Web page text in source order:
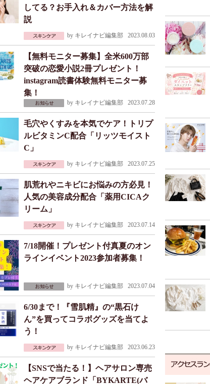
してる？お手入れ＆カバー方法を解
説
by キレイナビ編集部 2023.08.03
【無料モニター募集】全米600万部
突破の恋愛小説2冊プレゼント！
instagram読書体験無料モニター募
集！
by キレイナビ編集部 2023.07.28
毛穴やくすみを本気でケア！トリプ
ルビタミンC配合「リッツモイスト
C」
by キレイナビ編集部 2023.07.25
肌荒れやニキビにお悩みの方必見！
人気の美容成分配合「薬用CICAク
リーム」
by キレイナビ編集部 2023.07.14
7/18開催！プレゼント付真夏のオン
ラインイベント2023参加者募集！
by キレイナビ編集部 2023.07.04
6/30まで！『雪肌精』の“黒石け
ん”を買ってコラボグッズを当てよ
う！
by キレイナビ編集部 2023.06.23
【SNSで当たる！】ヘアサロン専売
ヘアケアブランド「BYKARTE(バ